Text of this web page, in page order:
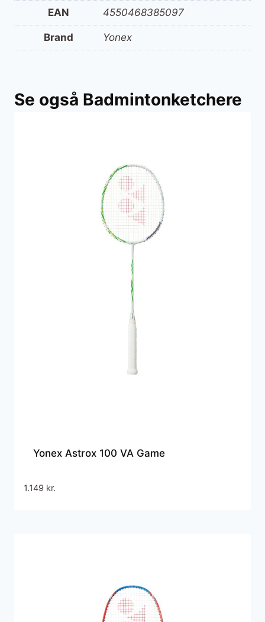
EAN 4550468385097
Brand Yonex
Se også Badmintonketchere
Yonex Astrox 100 VA Game
1.149 kr.